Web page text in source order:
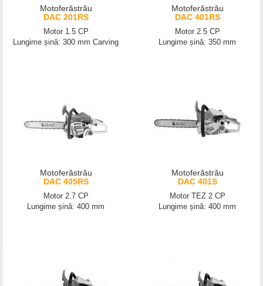
Motoferăstrău
DAC 201RS
Motor 1.5 CP
Lungime șină: 300 mm Carving
Motoferăstrău
DAC 401RS
Motor 2.5 CP
Lungime șină: 350 mm
Motoferăstrău
DAC 405RS
Motor 2.7 CP
Lungime șină: 400 mm
Motoferăstrău
DAC 401S
Motor TEZ 2 CP
Lungime șină: 400 mm